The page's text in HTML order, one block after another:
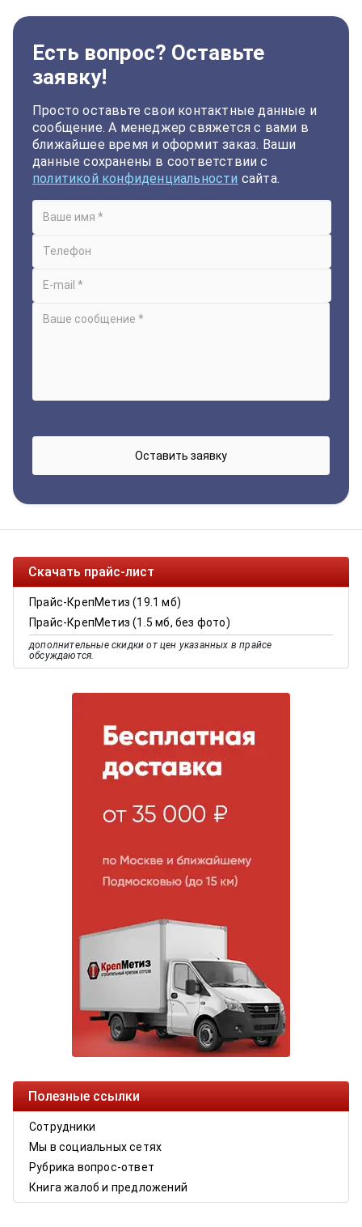
Есть вопрос? Оставьте
заявку!
Просто оставьте свои контактные данные и
сообщение. А менеджер свяжется с вами в
ближайшее время и оформит заказ. Ваши
данные сохранены в соответствии с
политикой конфиденциальности сайта.
Скачать прайс-лист
Прайс-КрепМетиз (19.1 мб)
Прайс-КрепМетиз (1.5 мб, без фото)
дополнительные скидки от цен указанных в прайсе
обсуждаются.
Полезные ссылки
Сотрудники
Мы в социальных сетях
Рубрика вопрос-ответ
Книга жалоб и предложений